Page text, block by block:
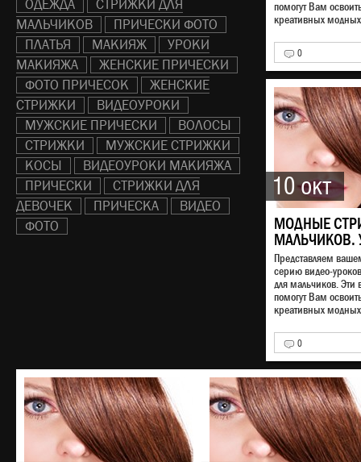
ОДЕЖДА
СТРИЖКИ ДЛЯ
МАЛЬЧИКОВ
ПРИЧЕСКИ ФОТО
ПЛАТЬЯ
МАКИЯЖ
УРОКИ
МАКИЯЖА
ЖЕНСКИЕ ПРИЧЕСКИ
ФОТО ПРИЧЕСОК
ЖЕНСКИЕ
СТРИЖКИ
ВИДЕОУРОКИ
МУЖСКИЕ ПРИЧЕСКИ
ВОЛОСЫ
СТРИЖКИ
МУЖСКИЕ СТРИЖКИ
КОСЫ
ВИДЕОУРОКИ МАКИЯЖА
ПРИЧЕСКИ
СТРИЖКИ ДЛЯ
ДЕВОЧЕК
ПРИЧЕСКА
ВИДЕО
ФОТО
помогут Вам
креативных
0
10 окт
МОДНЫЕ
МАЛЬЧИКОВ.
Представляем
серию видео-
для мальчиков. Эти
помогут Вам
креативных
0